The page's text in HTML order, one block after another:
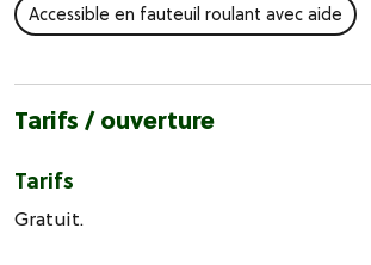
Accessible en fauteuil roulant avec aide
Tarifs / ouverture
Tarifs
Gratuit.